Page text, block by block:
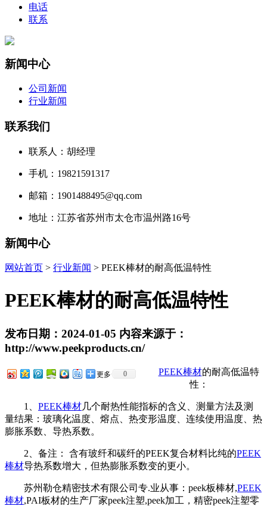
电话
联系
新闻中心
公司新闻
行业新闻
联系我们
联系人：胡经理
手机：19821591317
邮箱：1901488495@qq.com
地址：江苏省苏州市太仓市温州路16号
新闻中心
网站首页 > 行业新闻 > PEEK棒材的耐高低温特性
PEEK棒材的耐高低温特性
发布日期：2024-01-05 内容来源于：
http://www.peekproducts.cn/
更多 0 PEEK棒材的耐高低温特
性：
1、 PEEK棒材几个耐热性能指标的含义、测量方法及测
量结果：玻璃化温度、熔点、热变形温度、连续使用温度、热
膨胀系数、导热系数。
2、备注： 含有玻纤和碳纤的PEEK复合材料比纯的PEEK
棒材导热系数增大，但热膨胀系数变的更小。
苏州勒仓精密技术有限公司专.业从事：peek板棒材,PEEK
棒材,PAI板材的生产厂家peek注塑,peek加工，精密peek注塑零